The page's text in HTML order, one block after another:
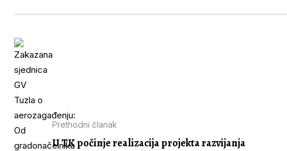
Prethodni članak
U TK počinje realizacija projekta razvijanja